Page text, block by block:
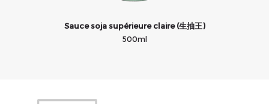
Sauce soja supérieure claire (生抽王)
500ml